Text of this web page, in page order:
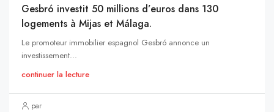
Gesbró investit 50 millions d’euros dans 130
logements à Mijas et Málaga.
Le promoteur immobilier espagnol Gesbró annonce un
investissement...
continuer la lecture
par